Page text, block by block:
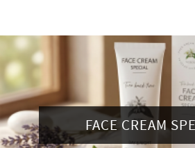
FACE CREAM